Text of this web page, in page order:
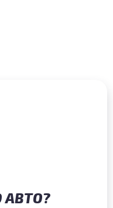
АВТО?